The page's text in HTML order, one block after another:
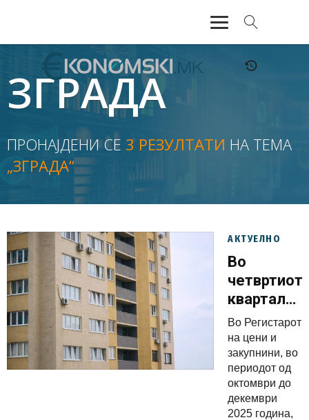
АКТУЕЛНО
ЕКОНОМИЈА
ФИНАНСИИ
БАНКАРСТВО
ЖИВОТ
МОЗАИК
ЗГРАДА
ПРОНАЈДЕНИ СЕ 3 РЕЗУЛТАТИ НА ТЕМА
„ЗГРАДА“
АКТУЕЛНО
Во
четвртиот
квартал
лани
1.004
станови,
во фаза
на градба
Во Регистарот
на цени и
закупнини, во
периодот од
октомври до
декември
2025 година,